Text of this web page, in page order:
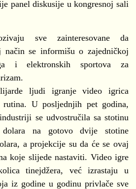
panel diskusije u kongresnoj sali
sve zainteresovane da
se informišu o zajedničkoj
i elektronskih sportova za
ljudi igranje video igrica
rutina. U posljednjih pet godina,
se udvostručila sa stotinu
na gotovo dvije stotine
a projekcije su da će se ovaj
koje slijede nastaviti. Video igre
tinejdžera, već izrastaju u
iz godine u godinu privlače sve